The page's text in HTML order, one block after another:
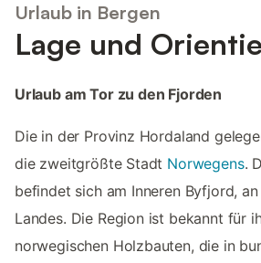
Urlaub in Bergen
Lage und
Urlaub am Tor zu den Fjorden
Die in der Provinz Hordaland
die zweitgrößte Stadt Norwegens.
befindet sich am Inneren Byfjord,
Landes. Die Region ist bekannt für
norwegischen Holzbauten, die in